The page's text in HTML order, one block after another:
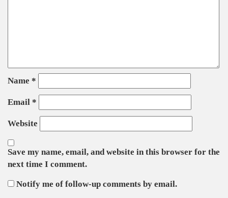
Name *
Email *
Website
Save my name, email, and website in this browser for the
next time I comment.
Notify me of follow-up comments by email.